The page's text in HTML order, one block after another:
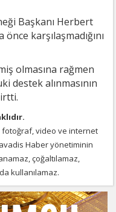
Başkanı Herbert
karşılaşmadığını
olmasına rağmen
destek alınmasının
fotoğraf, video ve internet
Haber yönetiminin
çoğaltılamaz,
kullanılamaz.